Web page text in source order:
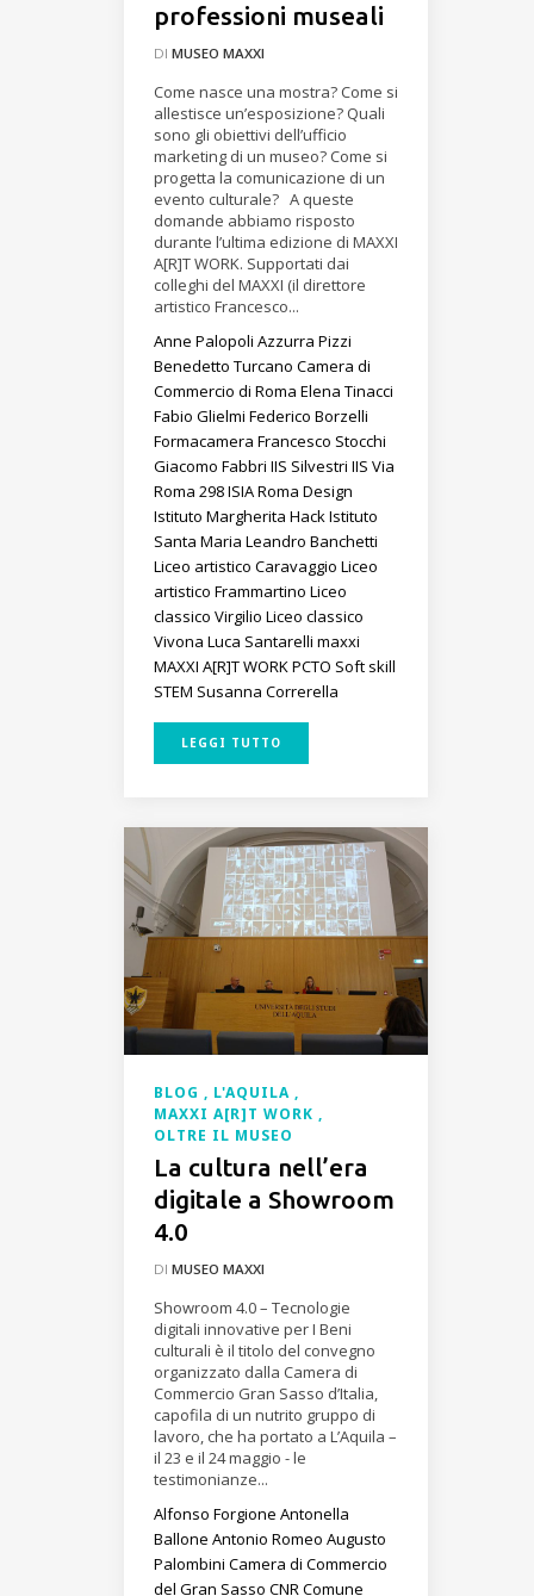
professioni museali
DI MUSEO MAXXI
Come nasce una mostra? Come si
allestisce un’esposizione? Quali
sono gli obiettivi dell’ufficio
marketing di un museo? Come si
progetta la comunicazione di un
evento culturale? A queste
domande abbiamo risposto
durante l’ultima edizione di MAXXI
A[R]T WORK. Supportati dai
colleghi del MAXXI (il direttore
artistico Francesco...
Anne Palopoli Azzurra Pizzi
Benedetto Turcano Camera di
Commercio di Roma Elena Tinacci
Fabio Glielmi Federico Borzelli
Formacamera Francesco Stocchi
Giacomo Fabbri IIS Silvestri IIS Via
Roma 298ISIA Roma Design
Istituto Margherita HackIstituto
Santa Maria Leandro Banchetti
Liceo artistico Caravaggio Liceo
artistico Frammartino Liceo
classico Virgilio Liceo classico
Vivona Luca Santarelli maxxi
MAXXI A[R]T WORKPCTO Soft skill
STEM Susanna Correrella
LEGGI TUTTO
BLOG
L'AQUILA
MAXXI A[R]T WORK
OLTRE IL MUSEO
La cultura nell’era
digitale a Showroom
4.0
DI MUSEO MAXXI
Showroom 4.0 – Tecnologie
digitali innovative per I Beni
culturali è il titolo del convegno
organizzato dalla Camera di
Commercio Gran Sasso d’Italia,
capofila di un nutrito gruppo di
lavoro, che ha portato a L’Aquila –
il 23 e il 24 maggio - le
testimonianze...
Alfonso Forgione Antonella
Ballone Antonio Romeo Augusto
Palombini Camera di Commercio
del Gran Sasso CNRComune